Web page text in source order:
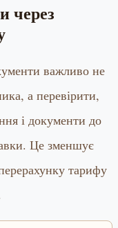
через
важливо не
а перевірити,
і документи до
Це зменшує
тарифу